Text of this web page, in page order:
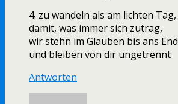
4. zu wandeln als am lichten Tag,
damit, was immer sich zutrag,
wir stehn im Glauben bis ans End
und bleiben von dir ungetrennt
Antworten